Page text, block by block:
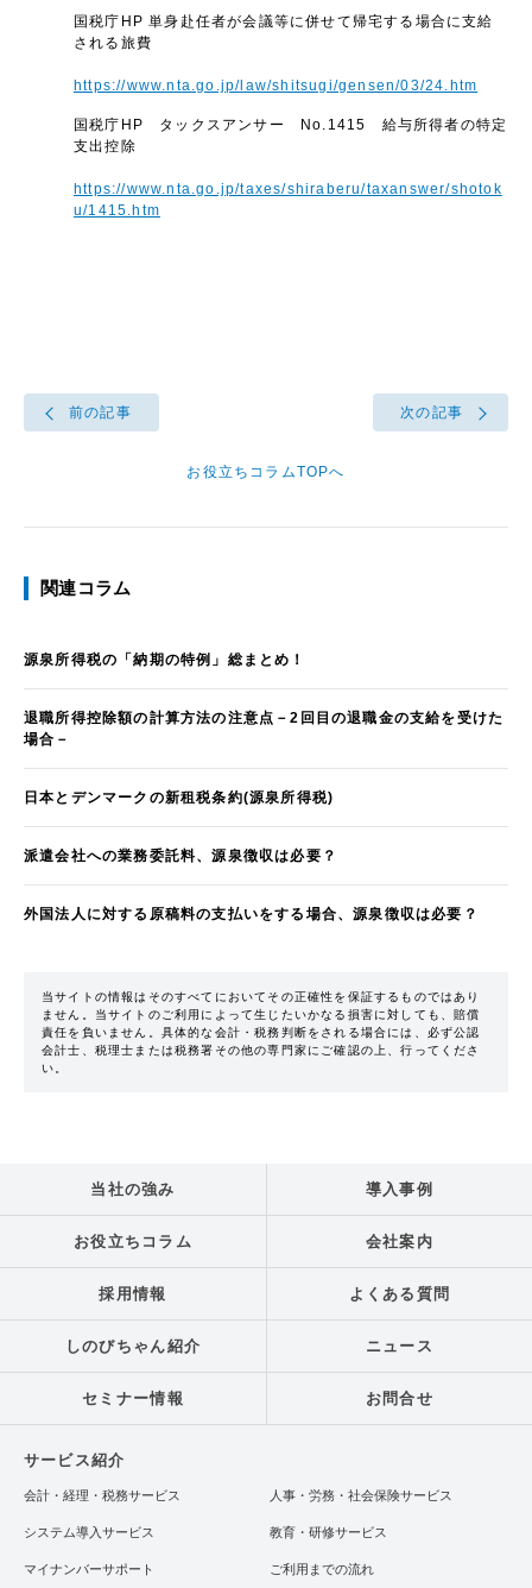
国税庁HP 単身赴任者が会議等に併せて帰宅する場合に支給
される旅費
https://www.nta.go.jp/law/shitsugi/gensen/03/24.htm
国税庁HP タックスアンサー No.1415 給与所得者の特定
支出控除
https://www.nta.go.jp/taxes/shiraberu/taxanswer/shotok
u/1415.htm
前の記事
お役立ちコラムTOPへ
次の記事
関連コラム
源泉所得税の「納期の特例」総まとめ！
退職所得控除額の計算方法の注意点－2回目の退職金の支給を受けた
場合－
日本とデンマークの新租税条約(源泉所得税)
派遣会社への業務委託料、源泉徴収は必要？
外国法人に対する原稿料の支払いをする場合、源泉徴収は必要？
当サイトの情報はそのすべてにおいてその正確性を保証するものではあり
ません。当サイトのご利用によって生じたいかなる損害に対しても、賠償
責任を負いません。具体的な会計・税務判断をされる場合には、必ず公認
会計士、税理士または税務署その他の専門家にご確認の上、行ってくださ
い。
当社の強み 導入事例
お役立ちコラム 会社案内
採用情報 よくある質問
しのびちゃん紹介 ニュース
セミナー情報 お問合せ
サービス紹介
会計・経理・税務サービス 人事・労務・社会保険サービス
システム導入サービス 教育・研修サービス
マイナンバーサポート ご利用までの流れ